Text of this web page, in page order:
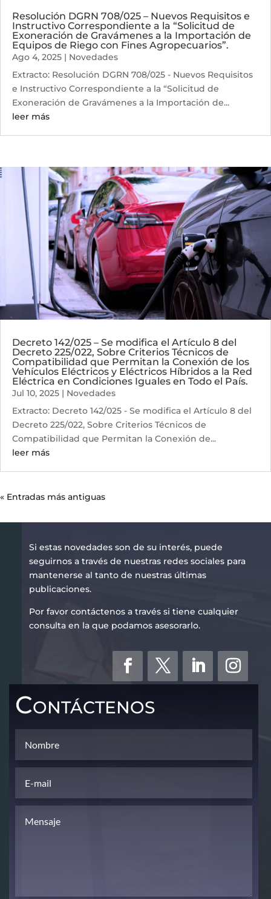
Resolución DGRN 708/025 – Nuevos Requisitos e
Instructivo Correspondiente a la “Solicitud de
Exoneración de Gravámenes a la Importación de
Equipos de Riego con Fines Agropecuarios”.
Ago 4, 2025 | Novedades
Extracto: Resolución DGRN 708/025 - Nuevos Requisitos
e Instructivo Correspondiente a la “Solicitud de
Exoneración de Gravámenes a la Importación de...
leer más
Decreto 142/025 – Se modifica el Artículo 8 del
Decreto 225/022, Sobre Criterios Técnicos de
Compatibilidad que Permitan la Conexión de los
Vehículos Eléctricos y Eléctricos Híbridos a la Red
Eléctrica en Condiciones Iguales en Todo el País.
Jul 10, 2025 | Novedades
Extracto: Decreto 142/025 - Se modifica el Artículo 8 del
Decreto 225/022, Sobre Criterios Técnicos de
Compatibilidad que Permitan la Conexión de...
leer más
« Entradas más antiguas
Si estas novedades son de su interés, puede
seguirnos a través de nuestras redes sociales para
mantenerse al tanto de nuestras últimas
publicaciones.
Por favor contáctenos a través si tiene cualquier
consulta en la que podamos asesorarlo.
Contáctenos